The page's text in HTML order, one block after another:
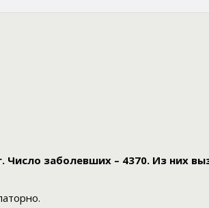
Число заболевших – 4370. Из них